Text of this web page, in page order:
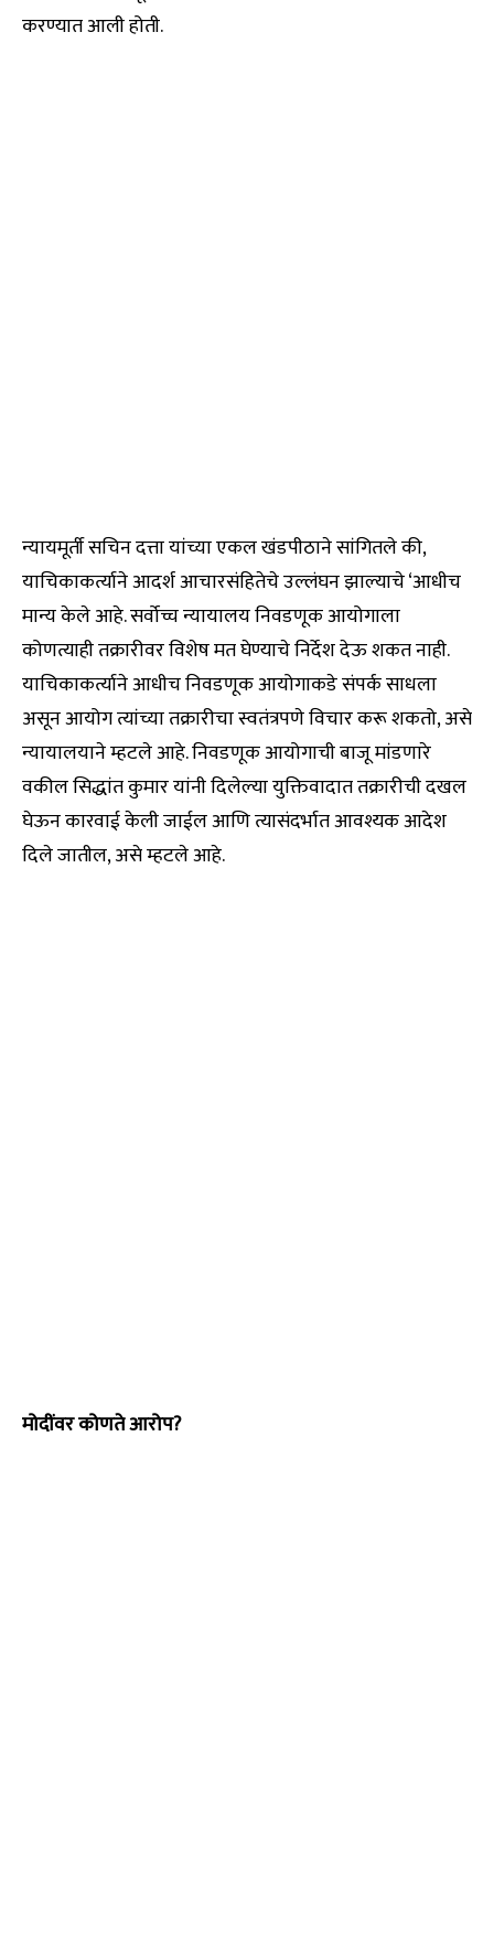
करण्यात आली होती.
न्यायमूर्ती सचिन दत्ता यांच्या एकल खंडपीठाने सांगितले की,
याचिकाकर्त्याने आदर्श आचारसंहितेचे उल्लंघन झाल्याचे ‘आधीच
मान्य केले आहे. सर्वोच्च न्यायालय निवडणूक आयोगाला
कोणत्याही तक्रारीवर विशेष मत घेण्याचे निर्देश देऊ शकत नाही.
याचिकाकर्त्याने आधीच निवडणूक आयोगाकडे संपर्क साधला
असून आयोग त्यांच्या तक्रारीचा स्वतंत्रपणे विचार करू शकतो, असे
न्यायालयाने म्हटले आहे. निवडणूक आयोगाची बाजू मांडणारे
वकील सिद्धांत कुमार यांनी दिलेल्या युक्तिवादात तक्रारीची दखल
घेऊन कारवाई केली जाईल आणि त्यासंदर्भात आवश्यक आदेश
दिले जातील, असे म्हटले आहे.
मोदींवर कोणते आरोप?